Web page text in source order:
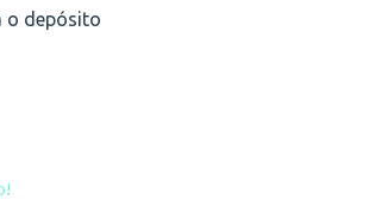
o depósito